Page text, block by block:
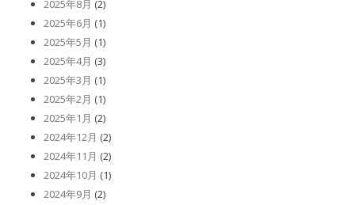
2025年8月 (2)
2025年6月 (1)
2025年5月 (1)
2025年4月 (3)
2025年3月 (1)
2025年2月 (1)
2025年1月 (2)
2024年12月 (2)
2024年11月 (2)
2024年10月 (1)
2024年9月 (2)